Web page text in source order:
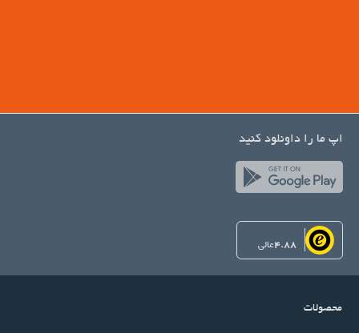
اپ ما را داونلود کنید
4.88عالی
محصولات